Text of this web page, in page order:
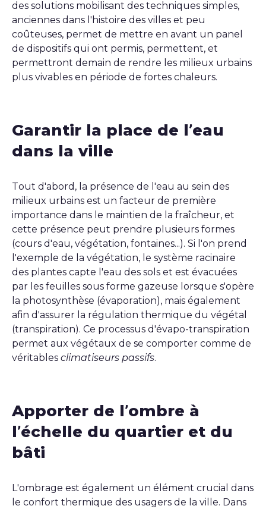
des solutions mobilisant des techniques simples,
anciennes dans l'histoire des villes et peu
coûteuses, permet de mettre en avant un panel
de dispositifs qui ont permis, permettent, et
permettront demain de rendre les milieux urbains
plus vivables en période de fortes chaleurs.
Garantir la place de l’eau
dans la ville
Tout d'abord, la présence de l'eau au sein des
milieux urbains est un facteur de première
importance dans le maintien de la fraîcheur, et
cette présence peut prendre plusieurs formes
(cours d'eau, végétation, fontaines...). Si l'on prend
l'exemple de la végétation, le système racinaire
des plantes capte l'eau des sols et est évacuées
par les feuilles sous forme gazeuse lorsque s'opère
la photosynthèse (évaporation), mais également
afin d'assurer la régulation thermique du végétal
(transpiration). Ce processus d'évapo-transpiration
permet aux végétaux de se comporter comme de
véritables climatiseurs passifs.
Apporter de l’ombre à
l’échelle du quartier et du
bâti
L'ombrage est également un élément crucial dans
le confort thermique des usagers de la ville. Dans